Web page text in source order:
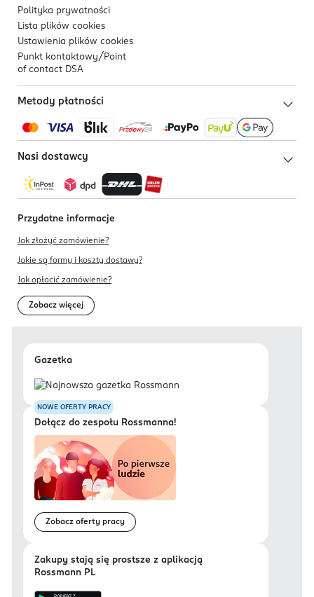
Polityka prywatności
Lista plików cookies
Ustawienia plików cookies
Punkt kontaktowy/ Point
of contact DSA
Metody płatności
Nasi dostawcy
Przydatne informacje
Jak złożyć zamówienie?
Jakie są formy i koszty dostawy?
Jak opłacić zamówienie?
Zobacz więcej
Gazetka
NOWE OFERTY PRACY
Dołącz do zespołu Rossmanna!
Zobacz oferty pracy
Zakupy stają się prostsze z aplikacją
Rossmann PL